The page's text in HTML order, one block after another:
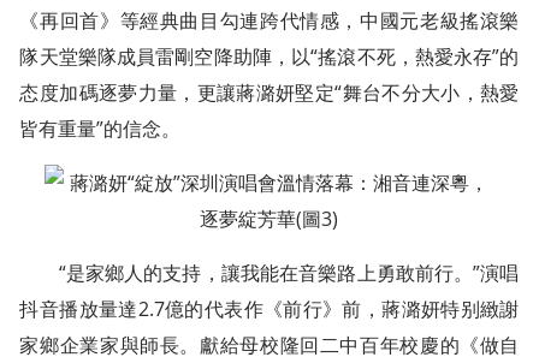
《再回首》等經典曲目勾連跨代情感，中國元老級搖滾樂
隊天堂樂隊成員雷剛空降助陣，以“搖滾不死，熱愛永存”的
态度加碼逐夢力量，更讓蔣潞妍堅定“舞台不分大小，熱愛
皆有重量”的信念。
“是家鄉人的支持，讓我能在音樂路上勇敢前行。”演唱
抖音播放量達2.7億的代表作《前行》前，蔣潞妍特别緻謝
家鄉企業家與師長。獻給母校隆回二中百年校慶的《做自